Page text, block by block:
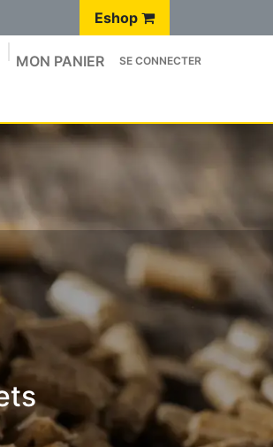
Eshop
MON PANIER SE CONNECTER